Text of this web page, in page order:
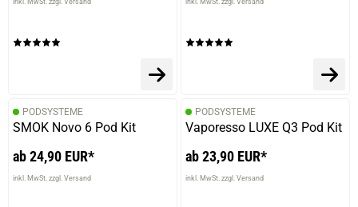
inkl. MwSt. zzgl. Versand inkl. MwSt. zzgl. Versand
PODSYSTEME
SMOK Novo 6 Pod Kit
ab 24,90 EUR*
inkl. MwSt. zzgl. Versand
PODSYSTEME
Vaporesso LUXE Q3 Pod Kit
ab 23,90 EUR*
inkl. MwSt. zzgl. Versand